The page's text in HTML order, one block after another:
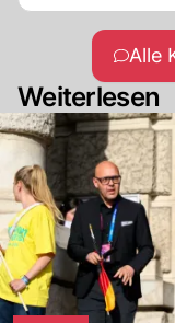
Alle
Weiterlesen